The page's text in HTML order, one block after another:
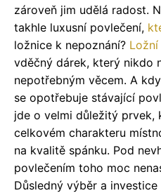
zároveň jim udělá radost.
takhle luxusní povlečení,
ložnice k nepoznání?
vděčný dárek, který nikdo
nepotřebným věcem. A
se opotřebuje stávající
jde o velmi důležitý prvek,
celkovém charakteru
na kvalitě spánku. Pod
povlečením toho moc
Důsledný výběr a